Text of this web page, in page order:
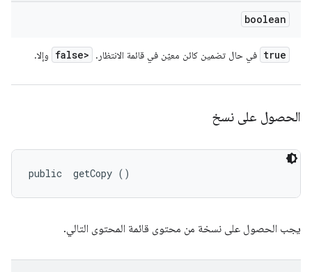
boolean
true في حال تضمين كائن معيّن في قائمة الانتظار. false> وإلا.
الحصول على نسخ
public getCopy ()
يجب الحصول على نسخة من محتوى قائمة المحتوى التالي.